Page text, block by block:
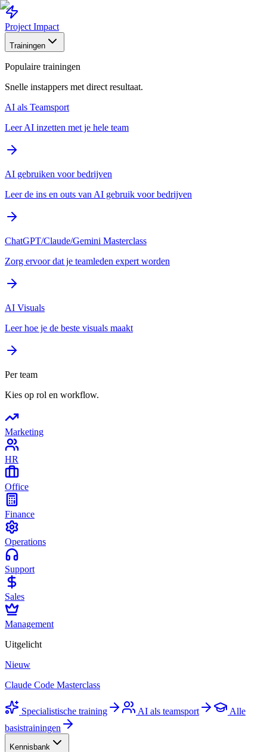
Project Impact
Trainingen
Populaire trainingen
Snelle instappers met direct resultaat.
AI als Teamsport
Leer AI inzetten met je hele team
AI gebruiken voor bedrijven
Leer de ins en outs van AI gebruik voor bedrijven
ChatGPT/Claude/Gemini Masterclass
Zorg ervoor dat je teamleden expert worden
AI Visuals
Leer hoe je de beste visuals maakt
Per team
Kies op rol en workflow.
Marketing
HR
Office
Finance
Operations
Support
Sales
Management
Uitgelicht
Nieuw
Claude Code Masterclass
Specialistische training AI als teamsport
Alle
basistrainingen
Kennisbank